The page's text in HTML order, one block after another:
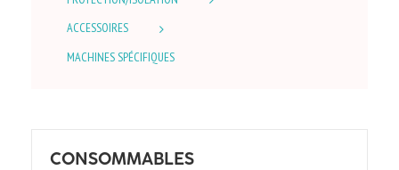
ACCESSOIRES
MACHINES SPÉCIFIQUES
CONSOMMABLES